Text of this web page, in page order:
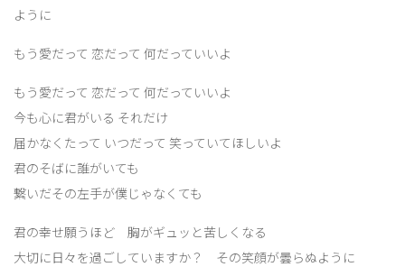
ように
もう愛だって 恋だって 何だっていいよ
もう愛だって 恋だって 何だっていいよ
今も心に君がいる それだけ
届かなくたって いつだって 笑っていてほしいよ
君のそばに誰がいても
繋いだその左手が僕じゃなくても
君の幸せ願うほど 胸がギュッと苦しくなる
大切に日々を過ごしていますか？ その笑顔が曇らぬように